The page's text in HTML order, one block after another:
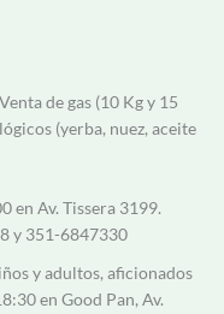
Venta de gas (10 Kg y 15
(yerba, nuez, aceite
en Av. Tissera 3199.
y 351-6847330
y adultos, aficionados
en Good Pan, Av.